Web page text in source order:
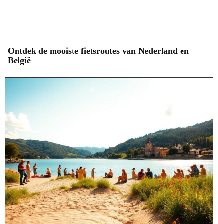
Ontdek de mooiste fietsroutes van Nederland en
België